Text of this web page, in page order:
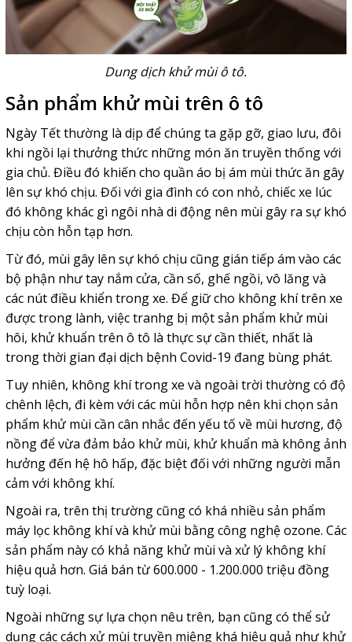
Dung dịch khử mùi ô tô.
Sản phẩm khử mùi trên ô tô
Ngày Tết thường là dịp để chúng ta gặp gỡ, giao lưu, đôi
khi ngồi lại thưởng thức những món ăn truyền thống với
gia chủ. Điều đó khiến cho quần áo bị ám mùi thức ăn gây
lên sự khó chịu. Đối với gia đình có con nhỏ, chiếc xe lúc
đó không khác gì ngôi nhà di động nên mùi gây ra sự khó
chịu còn hỗn tạp hơn.
Từ đó, mùi gây lên sự khó chịu cũng gián tiếp ám vào các
bộ phận như tay nắm cửa, cần số, ghế ngồi, vô lăng và
các nút điều khiển trong xe. Để giữ cho không khí trên xe
được trong lành, việc tranhg bị một sản phẩm khử mùi
hôi, khử khuẩn trên ô tô là thực sự cần thiết, nhất là
trong thời gian đại dịch bệnh Covid-19 đang bùng phát.
Tuy nhiên, không khí trong xe và ngoài trời thường có độ
chênh lệch, đi kèm với các mùi hỗn hợp nên khi chọn sản
phẩm khử mùi cần cân nhắc đến yếu tố về mùi hương, độ
nồng để vừa đảm bảo khử mùi, khử khuẩn mà không ảnh
hưởng đến hệ hô hấp, đặc biệt đối với những người mẫn
cảm với không khí.
Ngoài ra, trên thị trường cũng có khá nhiều sản phẩm
máy lọc không khí và khử mùi bằng công nghệ ozone. Các
sản phẩm này có khả năng khử mùi và xử lý không khí
hiệu quả hơn. Giá bán từ 600.000 - 1.200.000 triệu đồng
tuỳ loại.
Ngoài những sự lựa chọn nêu trên, bạn cũng có thể sử
dụng các cách xử mùi truyền miệng khá hiệu quả như khử